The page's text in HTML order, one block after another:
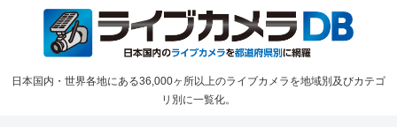
日本国内・世界各地にある36,000ヶ所以上のライブカメラを地域別及びカテゴ
リ別に一覧化。